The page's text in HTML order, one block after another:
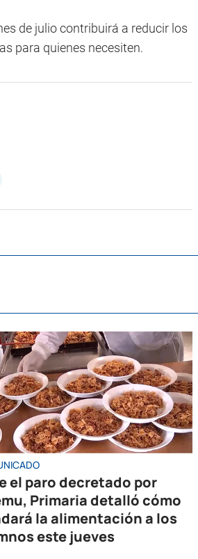
de julio contribuirá a reducir los
para quienes necesiten.
el paro decretado por
Primaria detalló cómo
la alimentación a los
este jueves